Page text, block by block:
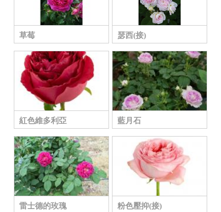
草莓 瑟西(接)
紅色維多利亞 藍月石
雷士德的玫瑰 粉色壓抑(接)